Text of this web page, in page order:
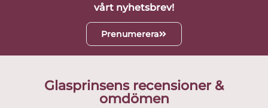
vårt nyhetsbrev!
Prenumerera
Glasprinsens recensioner &
omdömen